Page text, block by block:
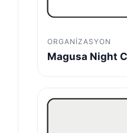
ORGANIZASYON
Magusa Night